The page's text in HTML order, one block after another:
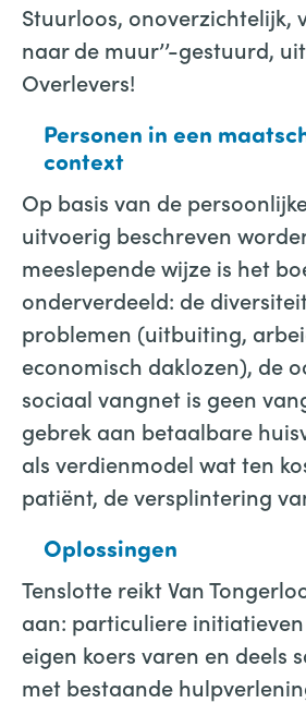
Stuurloos,
naar de muur’’-gestuurd,
Overlevers!
Personen in een
context
Op basis van de
uitvoerig beschreven
meeslepende wijze is het
onderverdeeld: de
problemen (uitbuiting,
economisch daklozen), de
sociaal vangnet is geen
gebrek aan betaalbare
als verdienmodel wat ten
patiënt, de versplintering
Oplossingen
Tenslotte reikt Van
aan: particuliere
eigen koers varen en deels
met bestaande